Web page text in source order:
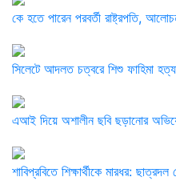
কে হতে পারেন পরবর্তী রাষ্ট্রপতি,
সিলেটে আদলত চত্বরে শিশু ফাহিমা
এআই দিয়ে অশালীন ছবি ছড়ানোর
শাবিপ্রবিতে শিক্ষার্থীকে মারধর: